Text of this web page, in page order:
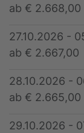
ab € 2.668,00
27.10.2026 -
ab € 2.667,00
28.10.2026 -
ab € 2.665,00
29.10.2026 -